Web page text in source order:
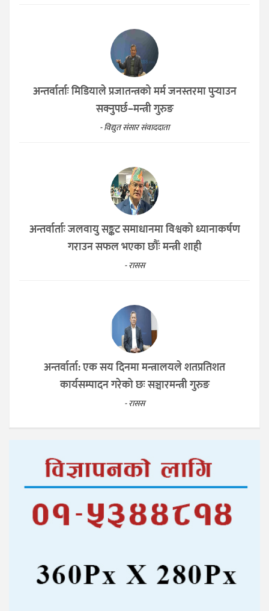
अन्तर्वार्ताः मिडियाले प्रजातन्त्रको मर्म जनस्तरमा पुर्‍याउन
सक्नुपर्छ–मन्त्री गुरुङ
- विद्युत संसार संवाददाता
अन्तर्वार्ताः जलवायु सङ्कट समाधानमा विश्वको ध्यानाकर्षण
गराउन सफल भएका छौँः मन्त्री शाही
- रासस
अन्तर्वार्ता: एक सय दिनमा मन्त्रालयले शतप्रतिशत
कार्यसम्पादन गरेको छः सञ्चारमन्त्री गुरुङ
- रासस